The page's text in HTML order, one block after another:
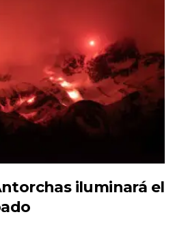
iluminará el